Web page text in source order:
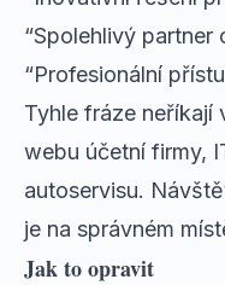
“Spolehlivý partner
“Profesionální
Tyhle fráze neříkají
webu účetní firmy,
autoservisu.
je na správném
Jak to opravit